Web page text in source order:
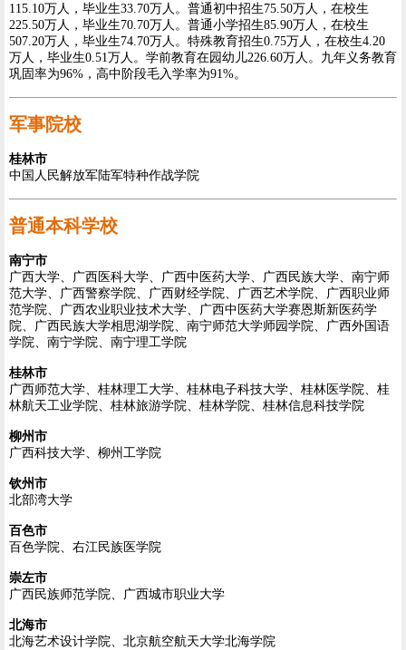
115.10万人，毕业生33.70万人。普通初中招生75.50万人，在校生
225.50万人，毕业生70.70万人。普通小学招生85.90万人，在校生
507.20万人，毕业生74.70万人。特殊教育招生0.75万人，在校生4.20
万人，毕业生0.51万人。学前教育在园幼儿226.60万人。九年义务教育
巩固率为96%，高中阶段毛入学率为91%。
军事院校
桂林市
中国人民解放军陆军特种作战学院
普通本科学校
南宁市
广西大学、广西医科大学、广西中医药大学、广西民族大学、南宁师
范大学、广西警察学院、广西财经学院、广西艺术学院、广西职业师
范学院、广西农业职业技术大学、广西中医药大学赛恩斯新医药学
院、广西民族大学相思湖学院、南宁师范大学师园学院、广西外国语
学院、南宁学院、南宁理工学院
桂林市
广西师范大学、桂林理工大学、桂林电子科技大学、桂林医学院、桂
林航天工业学院、桂林旅游学院、桂林学院、桂林信息科技学院
柳州市
广西科技大学、柳州工学院
钦州市
北部湾大学
百色市
百色学院、右江民族医学院
崇左市
广西民族师范学院、广西城市职业大学
北海市
北海艺术设计学院、北京航空航天大学北海学院